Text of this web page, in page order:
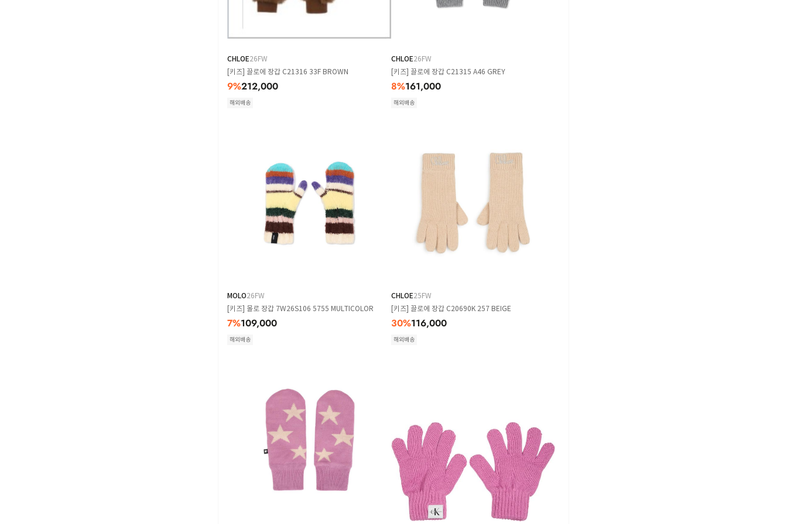
CHLOE26FW
[키즈] 끌로에 장갑 C21316 33F BROWN
9%212,000
해외배송
CHLOE26FW
[키즈] 끌로에 장갑 C21315 A46 GREY
8%161,000
해외배송
MOLO26FW
[키즈] 몰로 장갑 7W26S106 5755 MULTICOLOR
7%109,000
해외배송
CHLOE25FW
[키즈] 끌로에 장갑 C20690K 257 BEIGE
30%116,000
해외배송